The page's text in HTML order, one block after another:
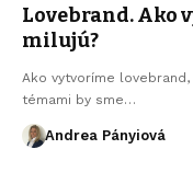
Lovebrand. Ako
milujú?
Ako vytvoríme
témami by sme…
Andrea Pányiová